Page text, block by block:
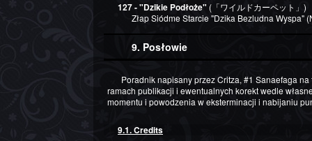
127 - "Dzikie Podłoże" (「ワイルドカーペット」)
Złap Siódme Starcie "Dzika Bezludna Wyspa"
9. Posłowie
Poradnik napisany przez Critza, #1 Sanaefaga na touhou.pl, oddany niejakiemu Kretonowi w
ramach publikacji i ewentualnych korekt wedle
momentu i powodzenia w eksterminacji i nabijaniu
9.1. Credits